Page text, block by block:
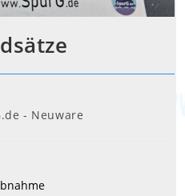
- Neuware